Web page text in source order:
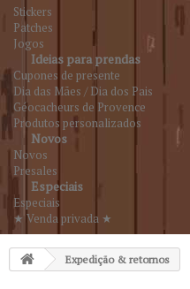
Stickers
Patches
Jogos
Ideias para prendas
Cupones de presente
Dia das Mães / Dia dos Pais
Géocacheurs de Provence
Produtos personalizados
Novos
Novos
Presales
Especiais
Especiais
★ Venda privada ★
Expedição & retornos